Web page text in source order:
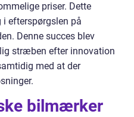
priser. Dette
i efterspørgslen på
Denne succes blev
stræben efter innovation
med at der
bilmærker